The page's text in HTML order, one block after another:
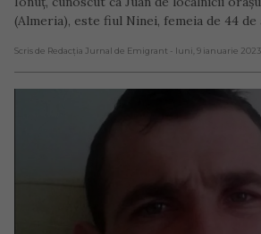
(Almeria), este fiul Ninei, femeia de 44 de
Scris de Redacția Jurnal de Emigrant - luni, 9 ianuarie 2023